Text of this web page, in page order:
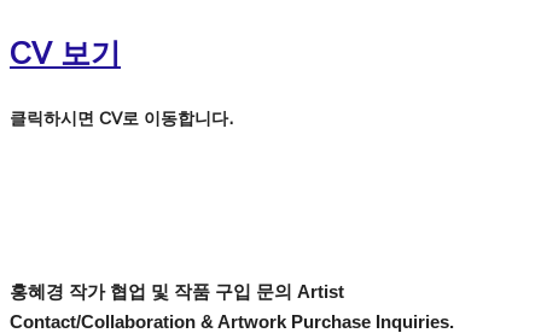
CV 보기
클릭하시면 CV로 이동합니다.
홍혜경 작가 협업 및 작품 구입 문의 Artist
Contact/Collaboration & Artwork Purchase Inquiries.